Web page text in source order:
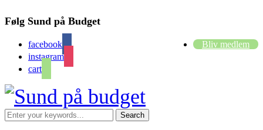
Følg Sund på Budget
facebook
instagram
cart
Bliv medlem